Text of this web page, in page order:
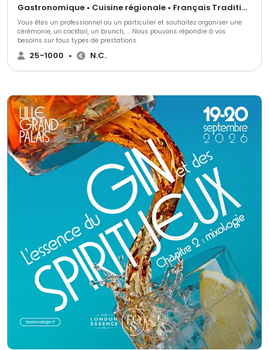
Gastronomique • Cuisine régionale • Français Traditionnel
Vous êtes un professionnel ou un particulier et souhaitez organiser une
cérémonie, un cocktail, un brunch, ... Nous pouvons répondre à vos
besoins sur tous types de prestations.
25-1000 • N.C.